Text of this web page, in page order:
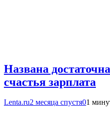
Названа
счастья зарплата
Lenta.ru2 месяца спустя01